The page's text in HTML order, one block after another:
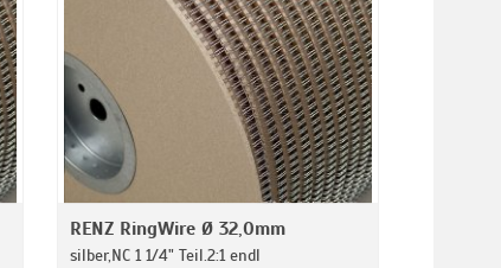
RENZ RingWire Ø 32,0mm
silber,NC 1 1/4" Teil.2:1 endl